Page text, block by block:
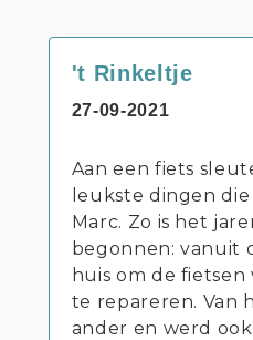
't Rinkeltje
27-09-2021
Aan een fiets
leukste dingen
Marc. Zo is het
begonnen: vanuit
huis om de fietsen
te repareren. Van
ander en werd